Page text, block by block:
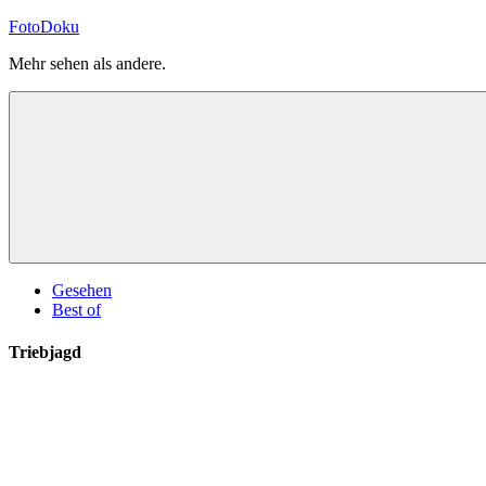
Zum
springen
FotoDoku
Mehr sehen als andere.
Gesehen
Best of
Triebjagd